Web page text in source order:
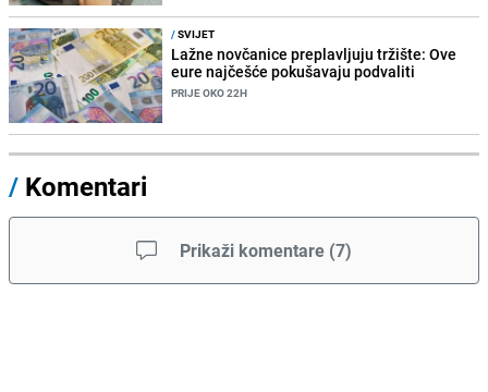
/SVIJET
Lažne novčanice preplavljuju tržište: Ove
eure najčešće pokušavaju podvaliti
PRIJE OKO 22H
/ Komentari
Prikaži komentare (7)